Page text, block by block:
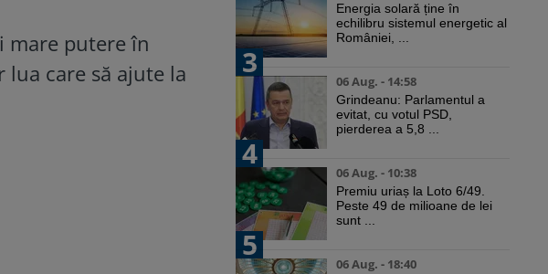
mare putere în
lua care să ajute la
Energia solară ține în
echilibru sistemul energetic al
României, ...
3
06 Aug. - 14:58
Grindeanu: Parlamentul a
evitat, cu votul PSD,
pierderea a 5,8 ...
4
06 Aug. - 10:38
Premiu uriaș la Loto 6/49.
Peste 49 de milioane de lei
sunt ...
5
06 Aug. - 18:40